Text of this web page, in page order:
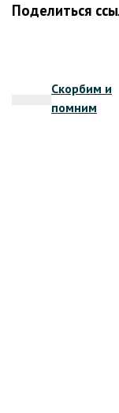
Поделиться
Скорбим и
помним